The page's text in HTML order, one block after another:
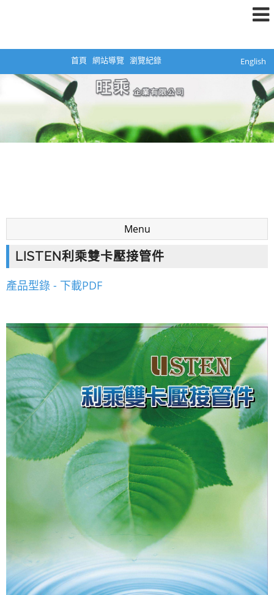
首頁 網站導覽 English
瀏覽紀錄
Menu
LISTEN利乘雙卡壓接管件
產品型錄 - 下載PDF